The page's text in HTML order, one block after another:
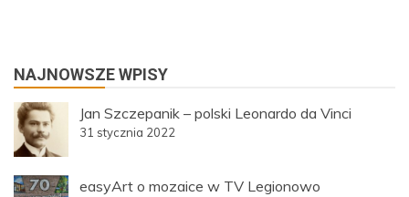
NAJNOWSZE WPISY
Jan Szczepanik – polski Leonardo da Vinci
31 stycznia 2022
easyArt o mozaice w TV Legionowo